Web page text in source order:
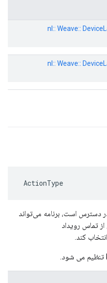
nl:: Weave::
nl:: Weave::
ActionType
دسترس است، برنامه می‌تواند
تماس رویداد